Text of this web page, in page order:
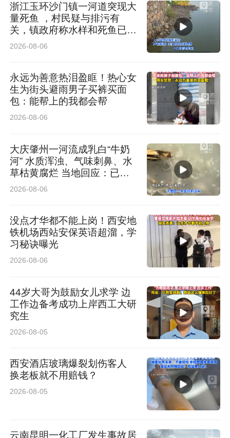
浙江玉环沙门镇一河道突现大
量死鱼 ，村民疑与排污有
关，镇政府称水样和死鱼已送
检
2026-08-06
永远为善意热泪盈眶！热心女
生为街头避雨男子买裤买面
包：能帮上的我都会帮
2026-08-06
大庆肇州一河流成乳白“牛奶
河” 水质浑浊、气味刺鼻、水
草枯黄腐烂 当地回应：已介
入排查
2026-08-06
没点才华都不能上岗！西安地
铁机场西站安保英语超溜，学
习秘诀曝光
2026-08-06
44岁大哥为鼓励女儿求学 边
工作边备考成功上岸西工大研
究生
2026-08-05
西安酒店玻璃爆裂划伤客人
换老板就不用赔钱？
2026-08-05
云南昆明一化工厂发生事故居